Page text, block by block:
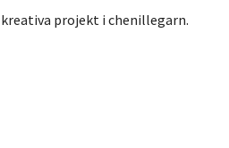
projekt i chenillegarn.